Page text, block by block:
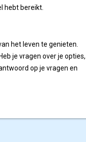
hebt bereikt.
het leven te genieten.
je vragen over je opties,
op je vragen en